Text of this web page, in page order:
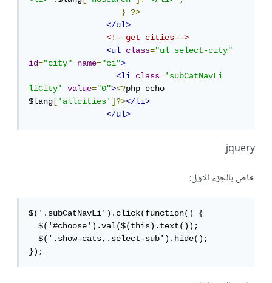
}
?>
</ul>
<!--get cities-->
<ul
class="ul select-city"
id="city" name="ci">
<li
class='subCatNavLi
liCity'
value="0"><?php echo
$lang ['allcities']?></li>
</ul>
jquery
خاص بالجزء الاول:
$('.subCatNavLi').click(function() {
$('#choose').val($(this).text());
$('.show-cats,.select-sub').hide();